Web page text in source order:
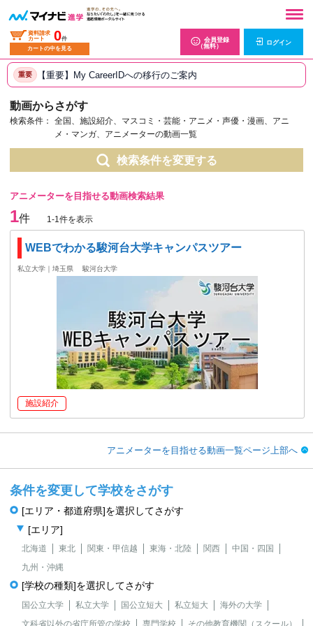
資料請求
カート
0件
カートの中を見る
会員登録
（無料）
ログイン
重要 【重要】My CareerIDへの移行のご案内
動画からさがす
検索条件：
全国、施設紹介、マスコミ・芸能・アニメ・声優・漫画、アニ
メ・マンガ、アニメーターの動画一覧
検索条件を変更する
アニメーターを目指せる動画検索結果
1件 1-1件を表示
WEBでわかる駿河台大学キャンパスツアー
私立大学｜埼玉県 駿河台大学
施設紹介
アニメーターを目指せる動画一覧ページ上部へ
条件を変更して学校をさがす
[エリア・都道府県]を選択してさがす
[エリア]
北海道 東北 関東・甲信越 東海・北陸 関西
中国・四国
九州・沖縄
[学校の種類]を選択してさがす
国公立大学 私立大学 国公立短大 私立短大
海外の大学
文科省以外の省庁所管の学校
専門学校 その他教育機関（スクール）